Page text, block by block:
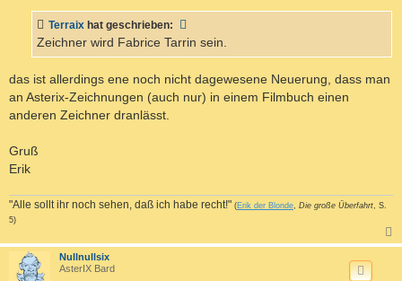
r
a
Terraix hat geschrieben:
Zeichner wird Fabrice Tarrin sein.
das ist allerdings ene noch nicht dagewesene Neuerung, dass man
an Asterix-Zeichnungen (auch nur) in einem Filmbuch einen
anderen Zeichner dranlässt.
Gruß
Erik
"Alle sollt ihr noch sehen, daß ich habe recht!" (Erik der Blonde, Die große Überfahrt, S.
5)
a
Nullnullsix
AsterIX Bard